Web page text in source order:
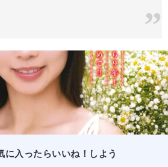
に入ったらいいね！しよう